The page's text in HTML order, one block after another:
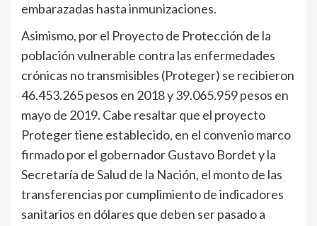
embarazadas hasta inmunizaciones.
Asimismo, por el Proyecto de Protección de la
población vulnerable contra las enfermedades
crónicas no transmisibles (Proteger) se recibieron
46.453.265 pesos en 2018 y 39.065.959 pesos en
mayo de 2019. Cabe resaltar que el proyecto
Proteger tiene establecido, en el convenio marco
firmado por el gobernador Gustavo Bordet y la
Secretaría de Salud de la Nación, el monto de las
transferencias por cumplimiento de indicadores
sanitarios en dólares que deben ser pasado a